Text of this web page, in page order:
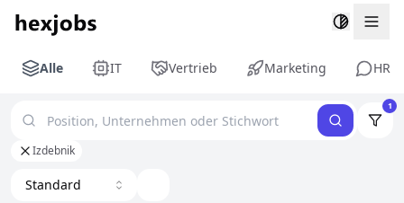
Alle IT Vertrieb Marketing HR
1
Izdebnik
Standard